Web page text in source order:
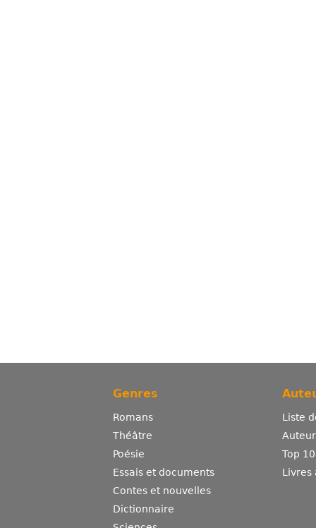
Genres
Romans
Théâtre
Poésie
Essais et documents
Contes et nouvelles
Dictionnaire
Liste
Top
Livres